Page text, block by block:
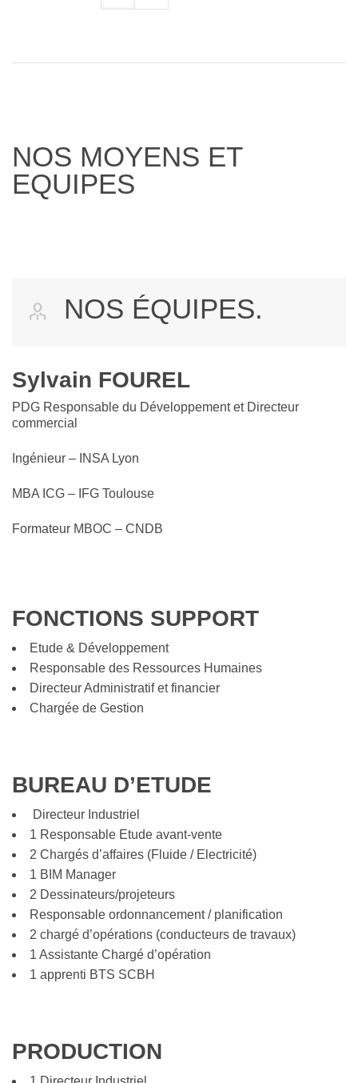
NOS MOYENS ET
EQUIPES
NOS ÉQUIPES.
Sylvain FOUREL
PDG Responsable du Développement et Directeur
commercial
Ingénieur – INSA Lyon
MBA ICG – IFG Toulouse
Formateur MBOC – CNDB
FONCTIONS SUPPORT
Etude & Développement
Responsable des Ressources Humaines
Directeur Administratif et financier
Chargée de Gestion
BUREAU D’ETUDE
Directeur Industriel
1 Responsable Etude avant-vente
2 Chargés d’affaires (Fluide / Electricité)
1 BIM Manager
2 Dessinateurs/projeteurs
Responsable ordonnancement / planification
2 chargé d’opérations (conducteurs de travaux)
1 Assistante Chargé d’opération
1 apprenti BTS SCBH
PRODUCTION